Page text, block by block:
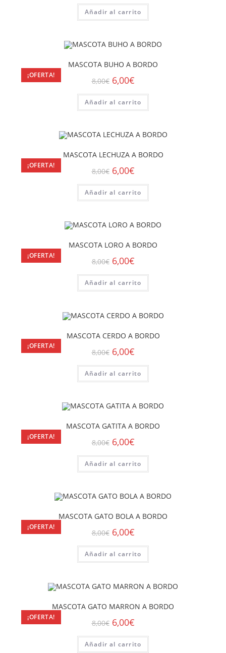
Añadir al carrito
¡OFERTA!
MASCOTA BUHO A BORDO
8,00€ 6,00€
Añadir al carrito
¡OFERTA!
MASCOTA LECHUZA A BORDO
8,00€ 6,00€
Añadir al carrito
¡OFERTA!
MASCOTA LORO A BORDO
8,00€ 6,00€
Añadir al carrito
¡OFERTA!
MASCOTA CERDO A BORDO
8,00€ 6,00€
Añadir al carrito
¡OFERTA!
MASCOTA GATITA A BORDO
8,00€ 6,00€
Añadir al carrito
¡OFERTA!
MASCOTA GATO BOLA A BORDO
8,00€ 6,00€
Añadir al carrito
¡OFERTA!
MASCOTA GATO MARRON A BORDO
8,00€ 6,00€
Añadir al carrito